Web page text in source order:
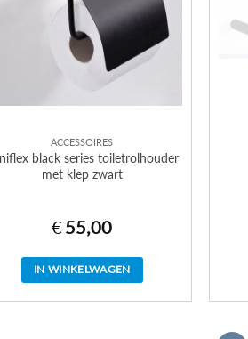
ACCESSOIRES
black series toiletrolhouder
met klep zwart
€ 55,00
IN WINKELWAGEN